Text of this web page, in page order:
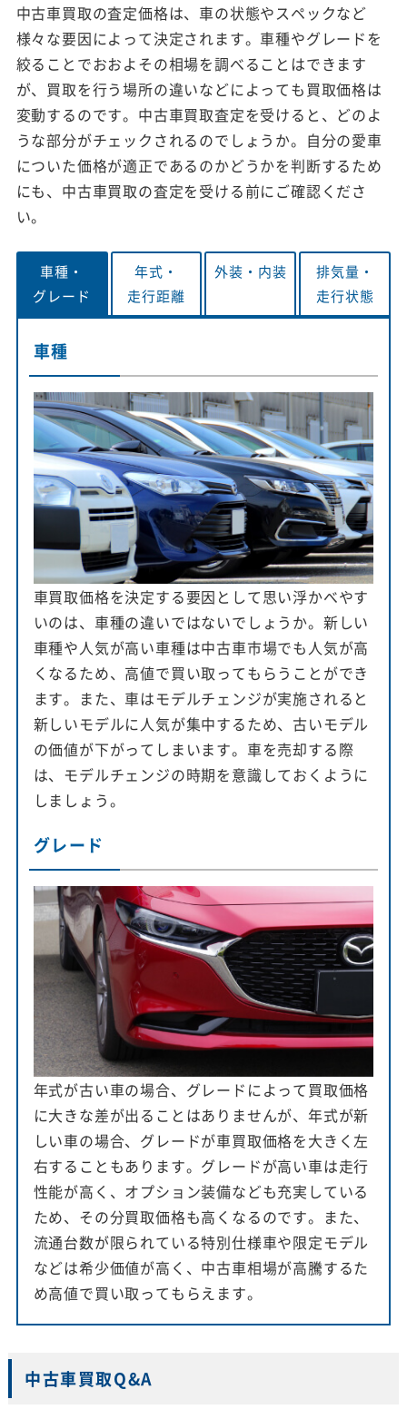
中古車買取の査定価格は、車の状態やスペックなど
様々な要因によって決定されます。車種やグレードを
絞ることでおおよその相場を調べることはできます
が、買取を行う場所の違いなどによっても買取価格は
変動するのです。中古車買取査定を受けると、どのよ
うな部分がチェックされるのでしょうか。自分の愛車
についた価格が適正であるのかどうかを判断するため
にも、中古車買取の査定を受ける前にご確認くださ
い。
車種・
グレード
年式・
走行距離
外装・ 内装
排気量・
走行状態
車種
車買取価格を決定する要因として思い浮かべやす
いのは、車種の違いではないでしょうか。新しい
車種や人気が高い車種は中古車市場でも人気が高
くなるため、高値で買い取ってもらうことができ
ます。また、車はモデルチェンジが実施されると
新しいモデルに人気が集中するため、古いモデル
の価値が下がってしまいます。車を売却する際
は、モデルチェンジの時期を意識しておくように
しましょう。
グレード
年式が古い車の場合、グレードによって買取価格
に大きな差が出ることはありませんが、年式が新
しい車の場合、グレードが車買取価格を大きく左
右することもあります。グレードが高い車は走行
性能が高く、オプション装備なども充実している
ため、その分買取価格も高くなるのです。また、
流通台数が限られている特別仕様車や限定モデル
などは希少価値が高く、中古車相場が高騰するた
め高値で買い取ってもらえます。
中古車買取Q&A